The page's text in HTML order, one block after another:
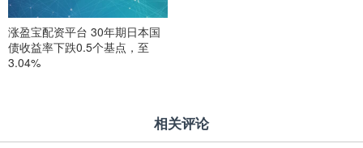
涨盈宝配资平台 30年期日本国
债收益率下跌0.5个基点，至
3.04%
相关评论